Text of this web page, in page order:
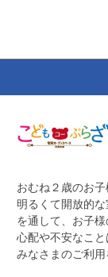
おむね２歳のお
明るくて開放的
を通して、お子
心配や不安なこ
みなさまのご利